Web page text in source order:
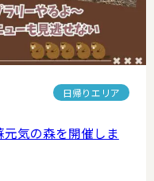
日帰りエリア
気の森を開催しま